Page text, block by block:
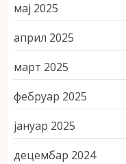
мај 2025
април 2025
март 2025
фебруар 2025
јануар 2025
децембар 2024